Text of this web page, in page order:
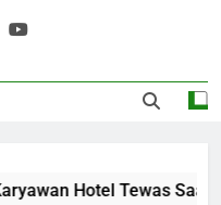
Hotel Tewas Saat